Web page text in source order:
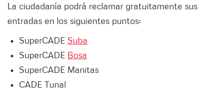
La ciudadanía podrá reclamar gratuitamente sus
entradas en los siguientes puntos:
SuperCADE Suba
SuperCADE Bosa
SuperCADE Manitas
CADE Tunal